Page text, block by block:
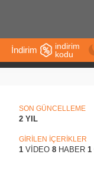
İndirim
Önerileri
indirim
kodu
SON GÜNCELLEME
2 YIL
GİRİLEN İÇERİKLER
1 VİDEO 8 HABER 1